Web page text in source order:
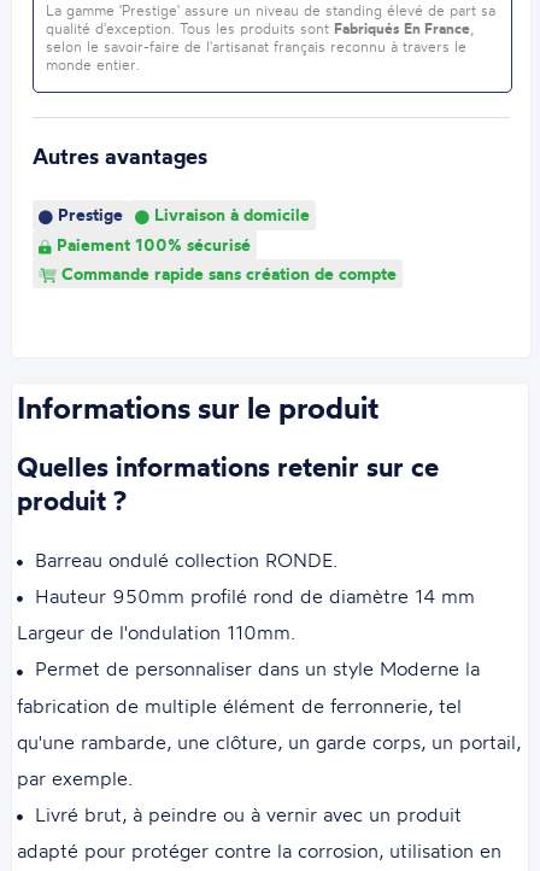
La gamme 'Prestige' assure un niveau de standing élevé de part sa
qualité d'exception. Tous les produits sont Fabriqués En France,
selon le savoir-faire de l'artisanat français reconnu à travers le
monde entier.
Autres avantages
Prestige
Livraison à domicile
Paiement 100% sécurisé
Commande rapide sans création de compte
Informations sur le produit
Quelles informations retenir sur ce
produit ?
Barreau ondulé collection RONDE.
Hauteur 950mm profilé rond de diamètre 14 mm
Largeur de l'ondulation 110mm.
Permet de personnaliser dans un style Moderne la
fabrication de multiple élément de ferronnerie, tel
qu'une rambarde, une clôture, un garde corps, un portail,
par exemple.
Livré brut, à peindre ou à vernir avec un produit
adapté pour protéger contre la corrosion, utilisation en